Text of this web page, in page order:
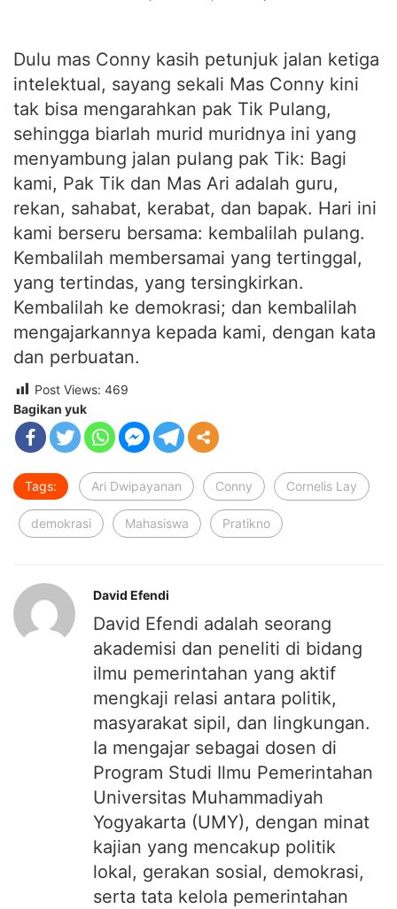
Dulu mas Conny kasih petunjuk jalan ketiga
intelektual, sayang sekali Mas Conny kini
tak bisa mengarahkan pak Tik Pulang,
sehingga biarlah murid muridnya ini yang
menyambung jalan pulang pak Tik: Bagi
kami, Pak Tik dan Mas Ari adalah guru,
rekan, sahabat, kerabat, dan bapak. Hari ini
kami berseru bersama: kembalilah pulang.
Kembalilah membersamai yang tertinggal,
yang tertindas, yang tersingkirkan.
Kembalilah ke demokrasi; dan kembalilah
mengajarkannya kepada kami, dengan kata
dan perbuatan.
Post Views: 469
Bagikan yuk
Tags: Ari Dwipayanan Conny Cornelis Lay
demokrasi Mahasiswa Pratikno
David Efendi
David Efendi adalah seorang
akademisi dan peneliti di bidang
ilmu pemerintahan yang aktif
mengkaji relasi antara politik,
masyarakat sipil, dan lingkungan.
Ia mengajar sebagai dosen di
Program Studi Ilmu Pemerintahan
Universitas Muhammadiyah
Yogyakarta (UMY), dengan minat
kajian yang mencakup politik
lokal, gerakan sosial, demokrasi,
serta tata kelola pemerintahan